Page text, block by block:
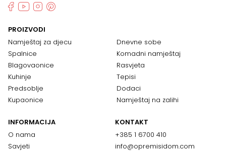
PROIZVODI
Namještaj za djecu
Spalnice
Blagovaonice
Kuhinje
Predsoblje
Kupaonice
Dnevne sobe
Komadni namještaj
Rasvjeta
Tepisi
Dodaci
Namještaj na zalihi
INFORMACIJA
O nama
Savjeti
KONTAKT
+385 1 6700 410
info@opremisidom.com